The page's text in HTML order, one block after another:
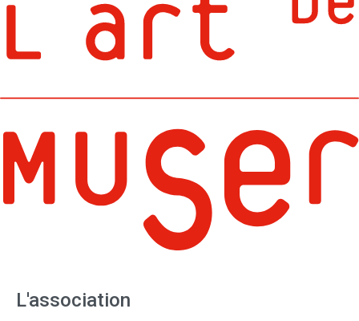
L'association